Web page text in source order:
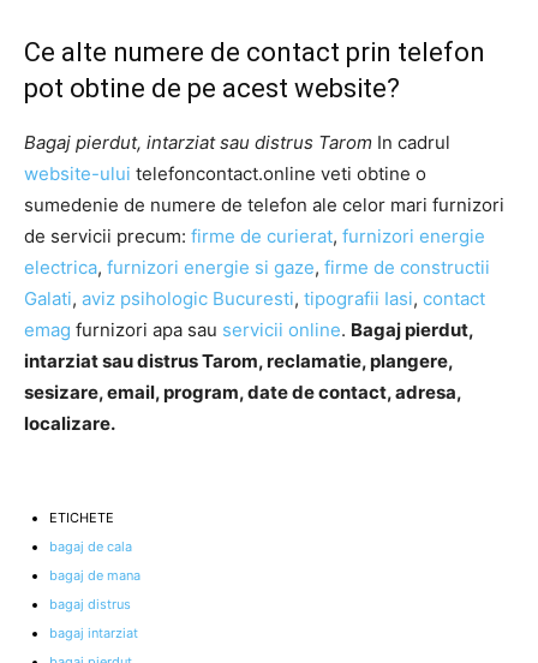
Ce alte numere de contact prin telefon
pot obtine de pe acest website?
Bagaj pierdut, intarziat sau distrus Tarom In cadrul
website-ului telefoncontact.online veti obtine o
sumedenie de numere de telefon ale celor mari furnizori
de servicii precum: firme de curierat, furnizori energie
electrica, furnizori energie si gaze, firme de constructii
Galati, aviz psihologic Bucuresti, tipografii Iasi, contact
emag furnizori apa sau servicii online. Bagaj pierdut,
intarziat sau distrus Tarom, reclamatie, plangere,
sesizare, email, program, date de contact, adresa,
localizare.
ETICHETE
bagaj de cala
bagaj de mana
bagaj distrus
bagaj intarziat